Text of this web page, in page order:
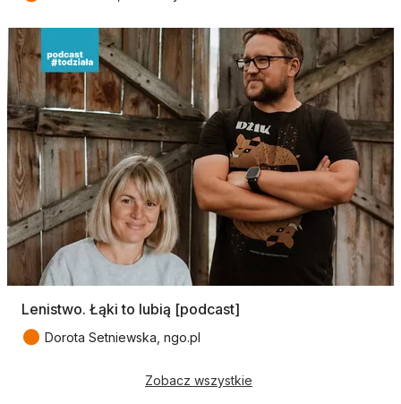
Lenistwo. Łąki to lubią [podcast]
● Dorota Setniewska, ngo.pl
Zobacz wszystkie